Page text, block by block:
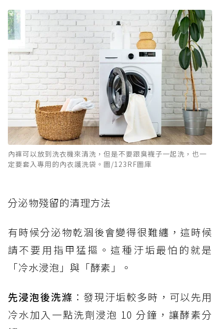
內褲可以放到洗衣機來清洗，但是不要跟臭襪子一起洗，也一
定要套入專用的內衣護洗袋。圖/123RF圖庫
分泌物殘留的清理方法
有時候分泌物乾涸後會變得很難纏，這時候
請不要用指甲猛摳。這種汙垢最怕的就是
「冷水浸泡」與「酵素」。
先浸泡後洗滌 ：發現汙垢較多時，可以先用
冷水加入一點洗劑浸泡 10 分鐘，讓酵素分